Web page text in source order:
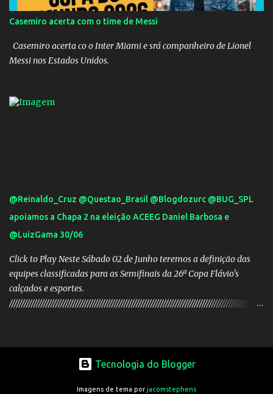
Casemiro acerta com o time de Messi
Casemiro acerta co o Inter Miami e srá companheiro de Lionel
Messi nos Estados Unidos.
@Reinaldo_Cruz @Questao_Brasil @Blogdozurc @BUG_SPL
apoiamos a Chapa 2 na eleição ACEEG Daniel Barbosa e
@LuizGama 30/06
Click to Play Neste Sábado 02 de Junho teremos a definição das
equipes classificadas para as Semifinais da 26ª Copa Flávio's
calçados e esportes.
////////////////////////////////////////////////////////////////////////////////////////////////////////
dos Santos Veículo: Rádio 730 TESOUREIRO Nome: Cleison
Teixeira dos Santos Veículo: Rádio 730 SECRETÁRIO Nome:
PATRIMÔNIO Nome: Luis Carlos Alves Veículo: Fonte TV
Tecnologia do Blogger
Imagens de tema porjacomstephens